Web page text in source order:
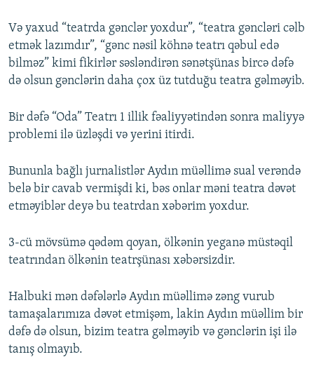
Və yaxud “teatrda gənclər yoxdur”, “teatra gəncləri cəlb
etmək lazımdır”, “gənc nəsil köhnə teatrı qəbul edə
bilməz” kimi fikirlər səsləndirən sənətşünas bircə dəfə
də olsun gənclərin daha çox üz tutduğu teatra gəlməyib.
Bir dəfə “Oda” Teatrı 1 illik fəaliyyətindən sonra maliyyə
problemi ilə üzləşdi və yerini itirdi.
Bununla bağlı jurnalistlər Aydın müəllimə sual verəndə
belə bir cavab vermişdi ki, bəs onlar məni teatra dəvət
etməyiblər deyə bu teatrdan xəbərim yoxdur.
3-cü mövsümə qədəm qoyan, ölkənin yeganə müstəqil
teatrından ölkənin teatrşünası xəbərsizdir.
Halbuki mən dəfələrlə Aydın müəllimə zəng vurub
tamaşalarımıza dəvət etmişəm, lakin Aydın müəllim bir
dəfə də olsun, bizim teatra gəlməyib və gənclərin işi ilə
tanış olmayıb.